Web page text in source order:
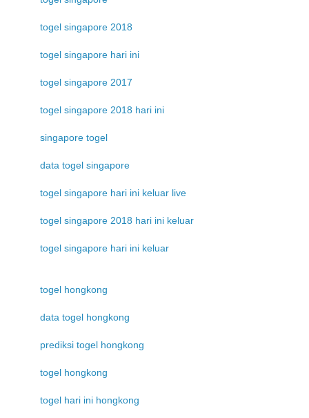
togel singapore 2018
togel singapore hari ini
togel singapore 2017
togel singapore 2018 hari ini
singapore togel
data togel singapore
togel singapore hari ini keluar live
togel singapore 2018 hari ini keluar
togel singapore hari ini keluar
togel hongkong
data togel hongkong
prediksi togel hongkong
togel hongkong
togel hari ini hongkong